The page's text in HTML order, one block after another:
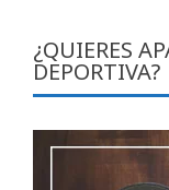
¿QUIERES
DEPORTIVA?